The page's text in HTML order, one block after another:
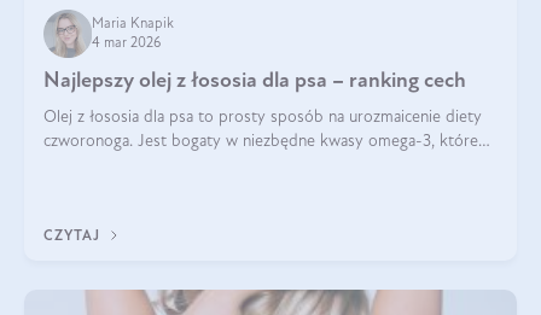
Maria Knapik
4 mar 2026
Najlepszy olej z łososia dla psa – ranking cech
Olej z łososia dla psa to prosty sposób na urozmaicenie diety
czworonoga. Jest bogaty w niezbędne kwasy omega-3, które
CZYTAJ